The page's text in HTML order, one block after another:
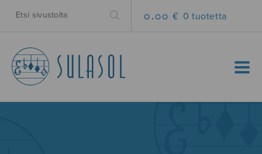
0.00 € 0 tuotetta
MENU